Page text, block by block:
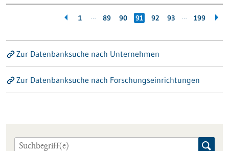
1 … 89 90 91 92 93 … 199
Zur Datenbanksuche nach Unternehmen
Zur Datenbanksuche nach Forschungseinrichtungen